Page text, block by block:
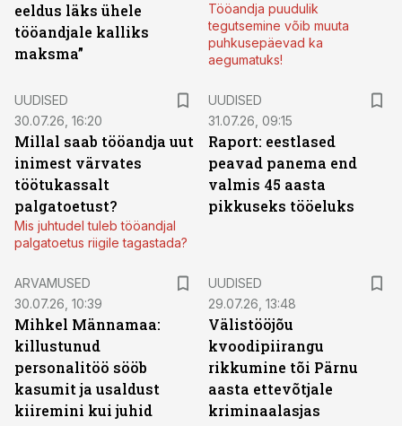
eeldus läks ühele
tööandjale kalliks
maksma”
Tööandja puudulik
tegutsemine võib muuta
puhkusepäevad ka
aegumatuks!
UUDISED
30.07.26, 16:20
Millal saab tööandja uut
inimest värvates
töötukassalt
palgatoetust?
Mis juhtudel tuleb tööandjal
palgatoetus riigile tagastada?
UUDISED
31.07.26, 09:15
Raport: eestlased
peavad panema end
valmis 45 aasta
pikkuseks tööeluks
ARVAMUSED
30.07.26, 10:39
Mihkel Männamaa:
killustunud
personalitöö sööb
kasumit ja usaldust
kiiremini kui juhid
UUDISED
29.07.26, 13:48
Välistööjõu
kvoodipiirangu
rikkumine tõi Pärnu
aasta ettevõtjale
kriminaalasjas